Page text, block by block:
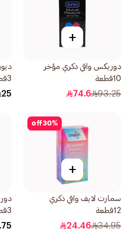
+
دوريكس واقي ذكري مؤخر
10قطعة
93.25
74.6
3قطعة
25
30%
off
+
سمارت لايف واقي ذكري
12قطعة
34.95
24.46
3قطعة